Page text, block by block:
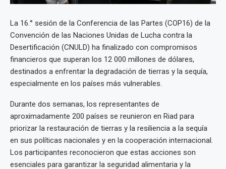
La 16.° sesión de la Conferencia de las Partes (COP16) de la
Convención de las Naciones Unidas de Lucha contra la
Desertificación (CNULD) ha finalizado con compromisos
financieros que superan los 12 000 millones de dólares,
destinados a enfrentar la degradación de tierras y la sequía,
especialmente en los países más vulnerables.
Durante dos semanas, los representantes de
aproximadamente 200 países se reunieron en Riad para
priorizar la restauración de tierras y la resiliencia a la sequía
en sus políticas nacionales y en la cooperación internacional.
Los participantes reconocieron que estas acciones son
esenciales para garantizar la seguridad alimentaria y la